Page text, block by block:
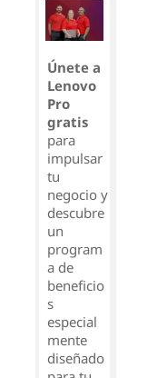
Únete a
Lenovo
Pro
gratis
para
impulsar
tu
negocio y
descubre
un
program
a de
beneficio
s
especial
mente
diseñado